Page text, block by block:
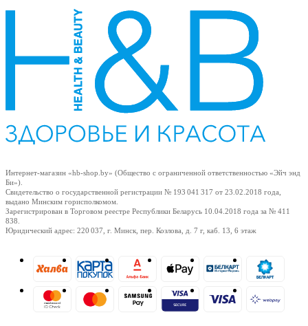
Интернет-магазин «hb-shop.by» (Общество с ограниченной ответственностью «Эйч энд
Би»).
Свидетельство о государственной регистрации № 193 041 317 от 23.02.2018 года,
выдано Минским горисполкомом.
Зарегистрирован в Торговом реестре Республики Беларусь 10.04.2018 года за № 411
838.
Юридический адрес: 220 037, г. Минск, пер. Козлова, д. 7 г, каб. 13, 6 этаж